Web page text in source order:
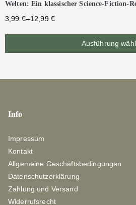
Welten: Ein klassischer Science-Fiction-
3,99 €–12,99 €
Ausführung
Info
Impressum
Kontakt
Allgemeine Geschäftsbedingungen
Datenschutzerklärung
Zahlung und Versand
Widerrufsrecht